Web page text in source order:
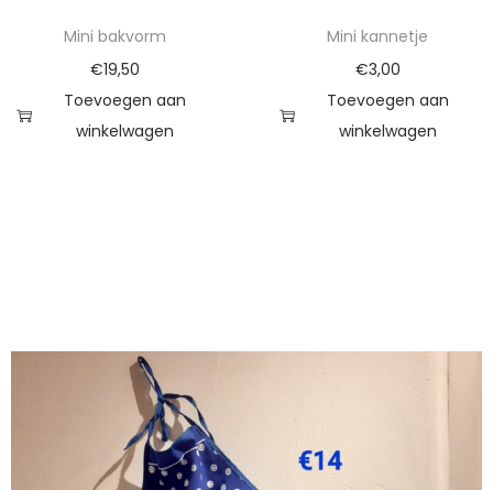
Mini bakvorm
€19,50
Toevoegen aan
winkelwagen
Mini kannetje
€3,00
Toevoegen aan
winkelwagen